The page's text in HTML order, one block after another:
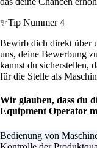
✨Tip Nummer 4
Bewirb dich direkt über
uns, deine Bewerbung
kannst du sicherstellen,
für die Stelle als
Wir glauben, dass du
Equipment Operator
Bedienung von